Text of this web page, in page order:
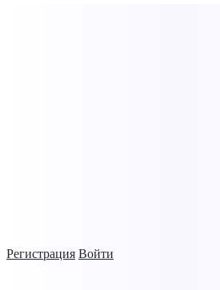
Регистрация Войти